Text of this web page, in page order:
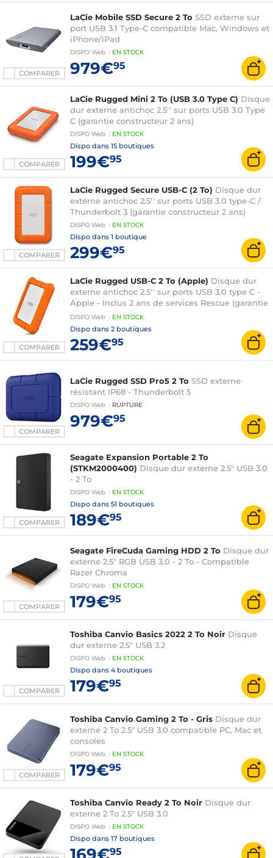
COMPARER
LaCie Mobile SSD Secure 2 To SSD externe sur
port USB 3.1 Type-C compatible Mac, Windows et
iPhone/iPad
DISPO Web : EN STOCK
979€95
COMPARER
LaCie Rugged Mini 2 To (USB 3.0 Type C) Disque
dur externe antichoc 2.5'' sur ports USB 3.0 Type
C (garantie constructeur 2 ans)
DISPO Web : EN STOCK
Dispo dans 15 boutiques
199€95
COMPARER
LaCie Rugged Secure USB-C (2 To) Disque dur
externe antichoc 2.5'' sur ports USB 3.0 type-C /
Thunderbolt 3 (garantie constructeur 2 ans)
DISPO Web : EN STOCK
Dispo dans 1 boutique
299€95
COMPARER
LaCie Rugged USB-C 2 To (Apple) Disque dur
externe antichoc 2.5'' sur ports USB 3.0 type C -
Apple - Inclus 2 ans de services Rescue (garantie
constructeur 2 ans)
DISPO Web : EN STOCK
Dispo dans 2 boutiques
259€95
COMPARER
LaCie Rugged SSD Pro5 2 To SSD externe
résistant IP68 - Thunderbolt 5
DISPO Web : RUPTURE
979€95
COMPARER
Seagate Expansion Portable 2 To
(STKM2000400) Disque dur externe 2.5" USB 3.0
- 2 To
DISPO Web : EN STOCK
Dispo dans 51 boutiques
189€95
COMPARER
Seagate FireCuda Gaming HDD 2 To Disque dur
externe 2.5" RGB USB 3.0 - 2 To - Compatible
Razer Chroma
DISPO Web : EN STOCK
179€95
COMPARER
Toshiba Canvio Basics 2022 2 To Noir Disque
dur externe 2.5" USB 3.2
DISPO Web : EN STOCK
Dispo dans 4 boutiques
179€95
COMPARER
Toshiba Canvio Gaming 2 To - Gris Disque dur
externe 2 To 2.5" USB 3.0 compatible PC, Mac et
consoles
DISPO Web : EN STOCK
179€95
Toshiba Canvio Ready 2 To Noir Disque dur
externe 2 To 2.5" USB 3.0
DISPO Web : EN STOCK
Dispo dans 17 boutiques
95